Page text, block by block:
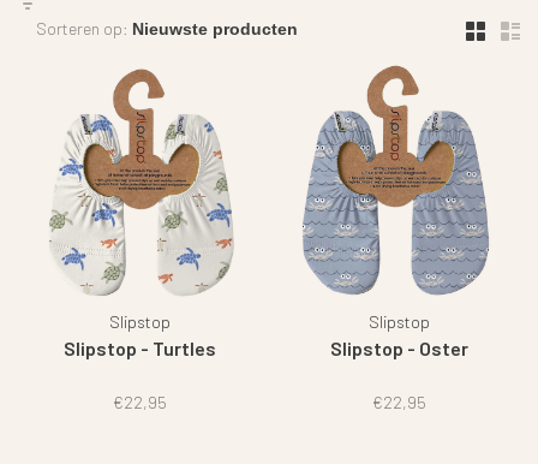
Sorteren op:
Slipstop
Slipstop - Turtles
€22,95
Slipstop
Slipstop - Oster
€22,95